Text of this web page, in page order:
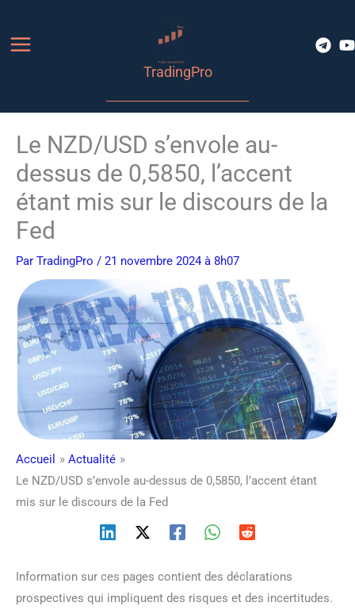
contenu
TradingPro
Le NZD/USD s’envole au-
dessus de 0,5850, l’accent
étant mis sur le discours de la
Fed
Par TradingPro / 21 novembre 2024 à 8h07
Accueil
Actualité
Le NZD/USD s’envole au-dessus de 0,5850, l’accent étant
mis sur le discours de la Fed
Information sur ces pages contient des déclarations
prospectives qui impliquent des risques et des incertitudes.